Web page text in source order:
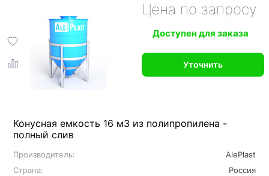
Конусная емкость 16 м3 из полипропилена -
полный слив
Производитель:
AlePlast
Страна:
Россия
Цена по запросу
Доступен для заказа
Уточнить